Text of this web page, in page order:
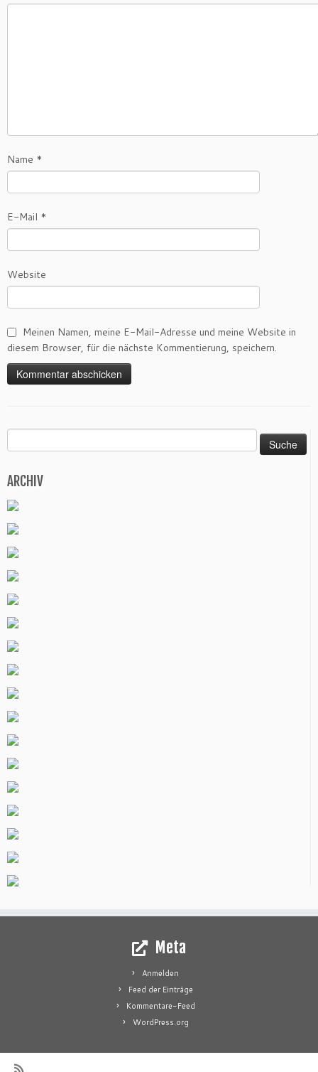
Name *
E-Mail *
Website
Meinen Namen, meine E-Mail-Adresse und meine Website in
diesem Browser, für die nächste Kommentierung, speichern.
nach:
ARCHIV
Meta
Anmelden
Feed der Einträge
Kommentare-Feed
WordPress.org